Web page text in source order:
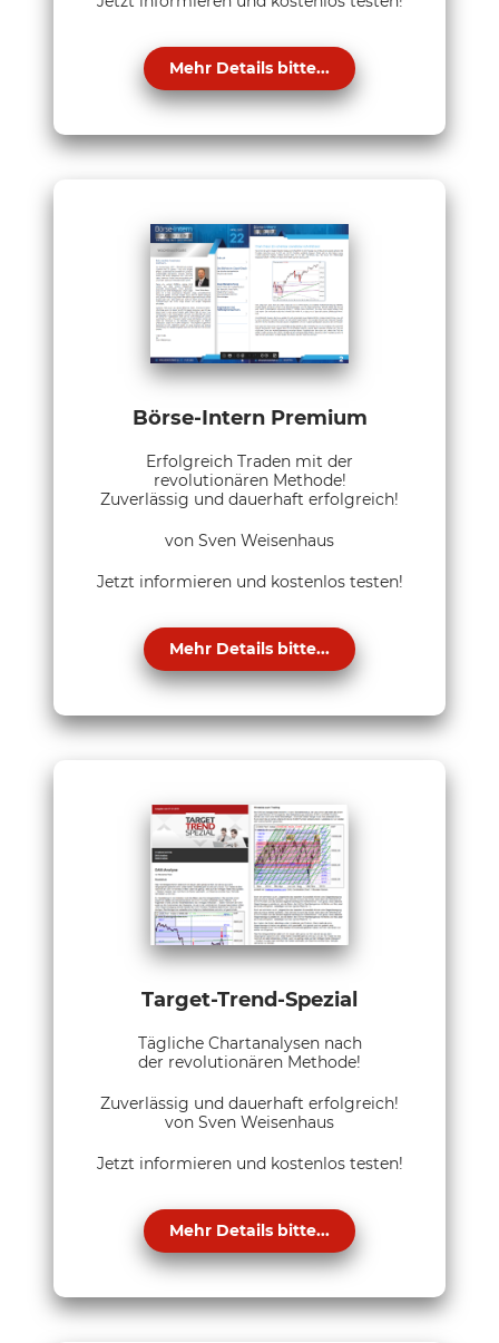
Mehr Details bitte...
Börse-Intern Premium
Erfolgreich Traden mit der
revolutionären Methode!
Zuverlässig und dauerhaft erfolgreich!
von Sven Weisenhaus
Jetzt informieren und kostenlos testen!
Mehr Details bitte...
Target-Trend-Spezial
Tägliche Chartanalysen nach
der revolutionären Methode!
Zuverlässig und dauerhaft erfolgreich!
von Sven Weisenhaus
Jetzt informieren und kostenlos testen!
Mehr Details bitte...